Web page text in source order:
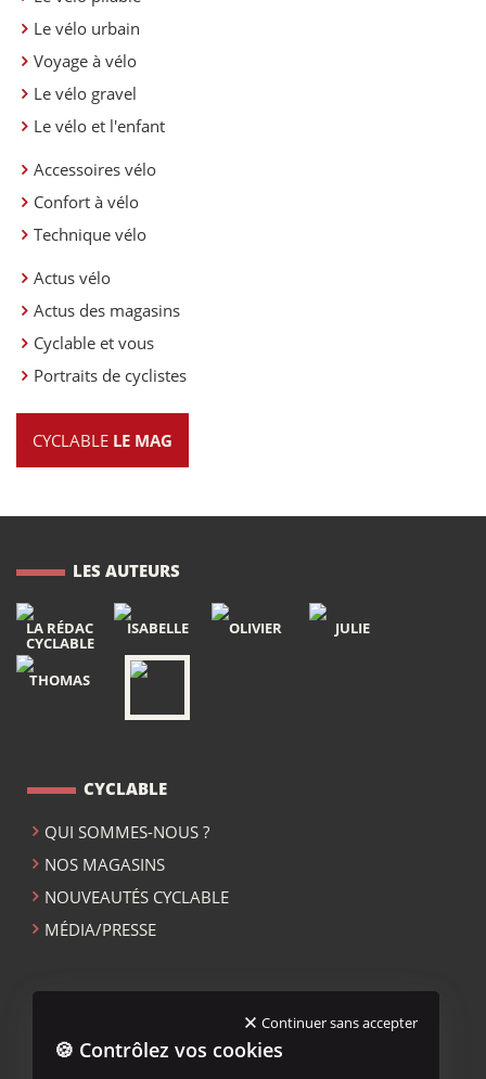
Le vélo urbain
Voyage à vélo
Le vélo gravel
Le vélo et l'enfant
Accessoires vélo
Confort à vélo
Technique vélo
Actus vélo
Actus des magasins
Cyclable et vous
Portraits de cyclistes
CYCLABLE LE MAG
LES AUTEURS
LA RÉDAC
CYCLABLE
ISABELLE OLIVIER JULIE
THOMAS
CYCLABLE
QUI SOMMES-NOUS ?
NOS MAGASINS
NOUVEAUTÉS CYCLABLE
MÉDIA/PRESSE
MENTIONS LÉGALES
Continuer sans accepter
🍪 Contrôlez vos cookies